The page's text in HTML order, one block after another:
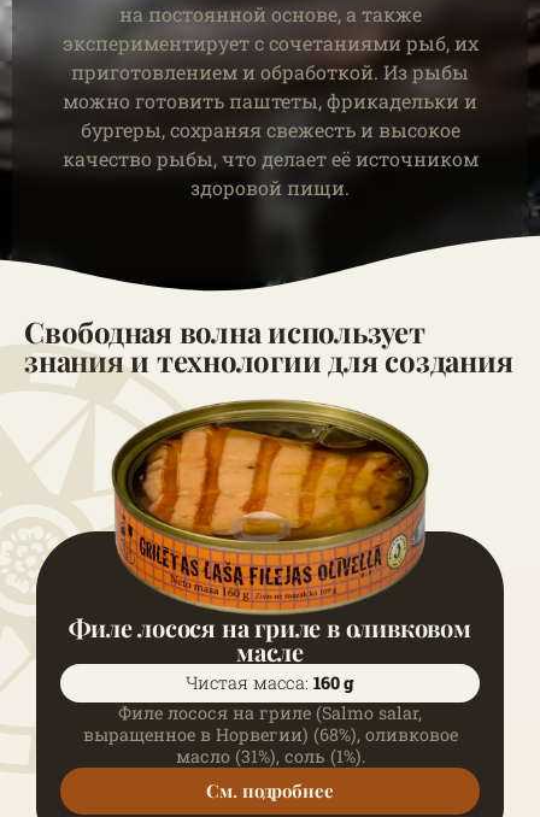
на постоянной основе, а также
экспериментирует с сочетаниями рыб, их
приготовлением и обработкой. Из рыбы
можно готовить паштеты, фрикадельки и
бургеры, сохраняя свежесть и высокое
качество рыбы, что делает её источником
здоровой пищи.
Свободная волна использует
знания и технологии для создания
Филе лосося на гриле в оливковом
масле
Чистая масса: 160 g
Филе лосося на гриле (Salmo salar,
выращенное в Норвегии) (68%), оливковое
масло (31%), соль (1%).
См. подробнее